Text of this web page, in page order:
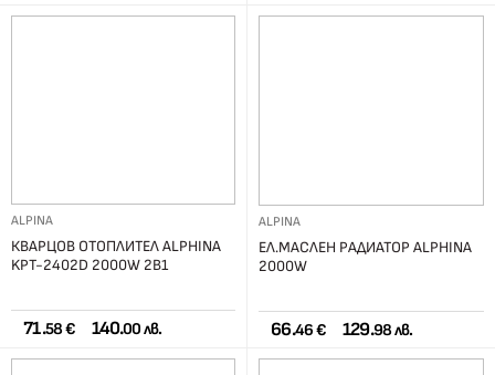
ALPINA
КВАРЦОВ ОТОПЛИТЕЛ ALPHINA
KPT-2402D 2000W 2В1
71.58 € 140.00 лв.
ALPINA
ЕЛ.МАСЛЕН РАДИАТОР ALPHINA
2000W
66.46 € 129.98 лв.